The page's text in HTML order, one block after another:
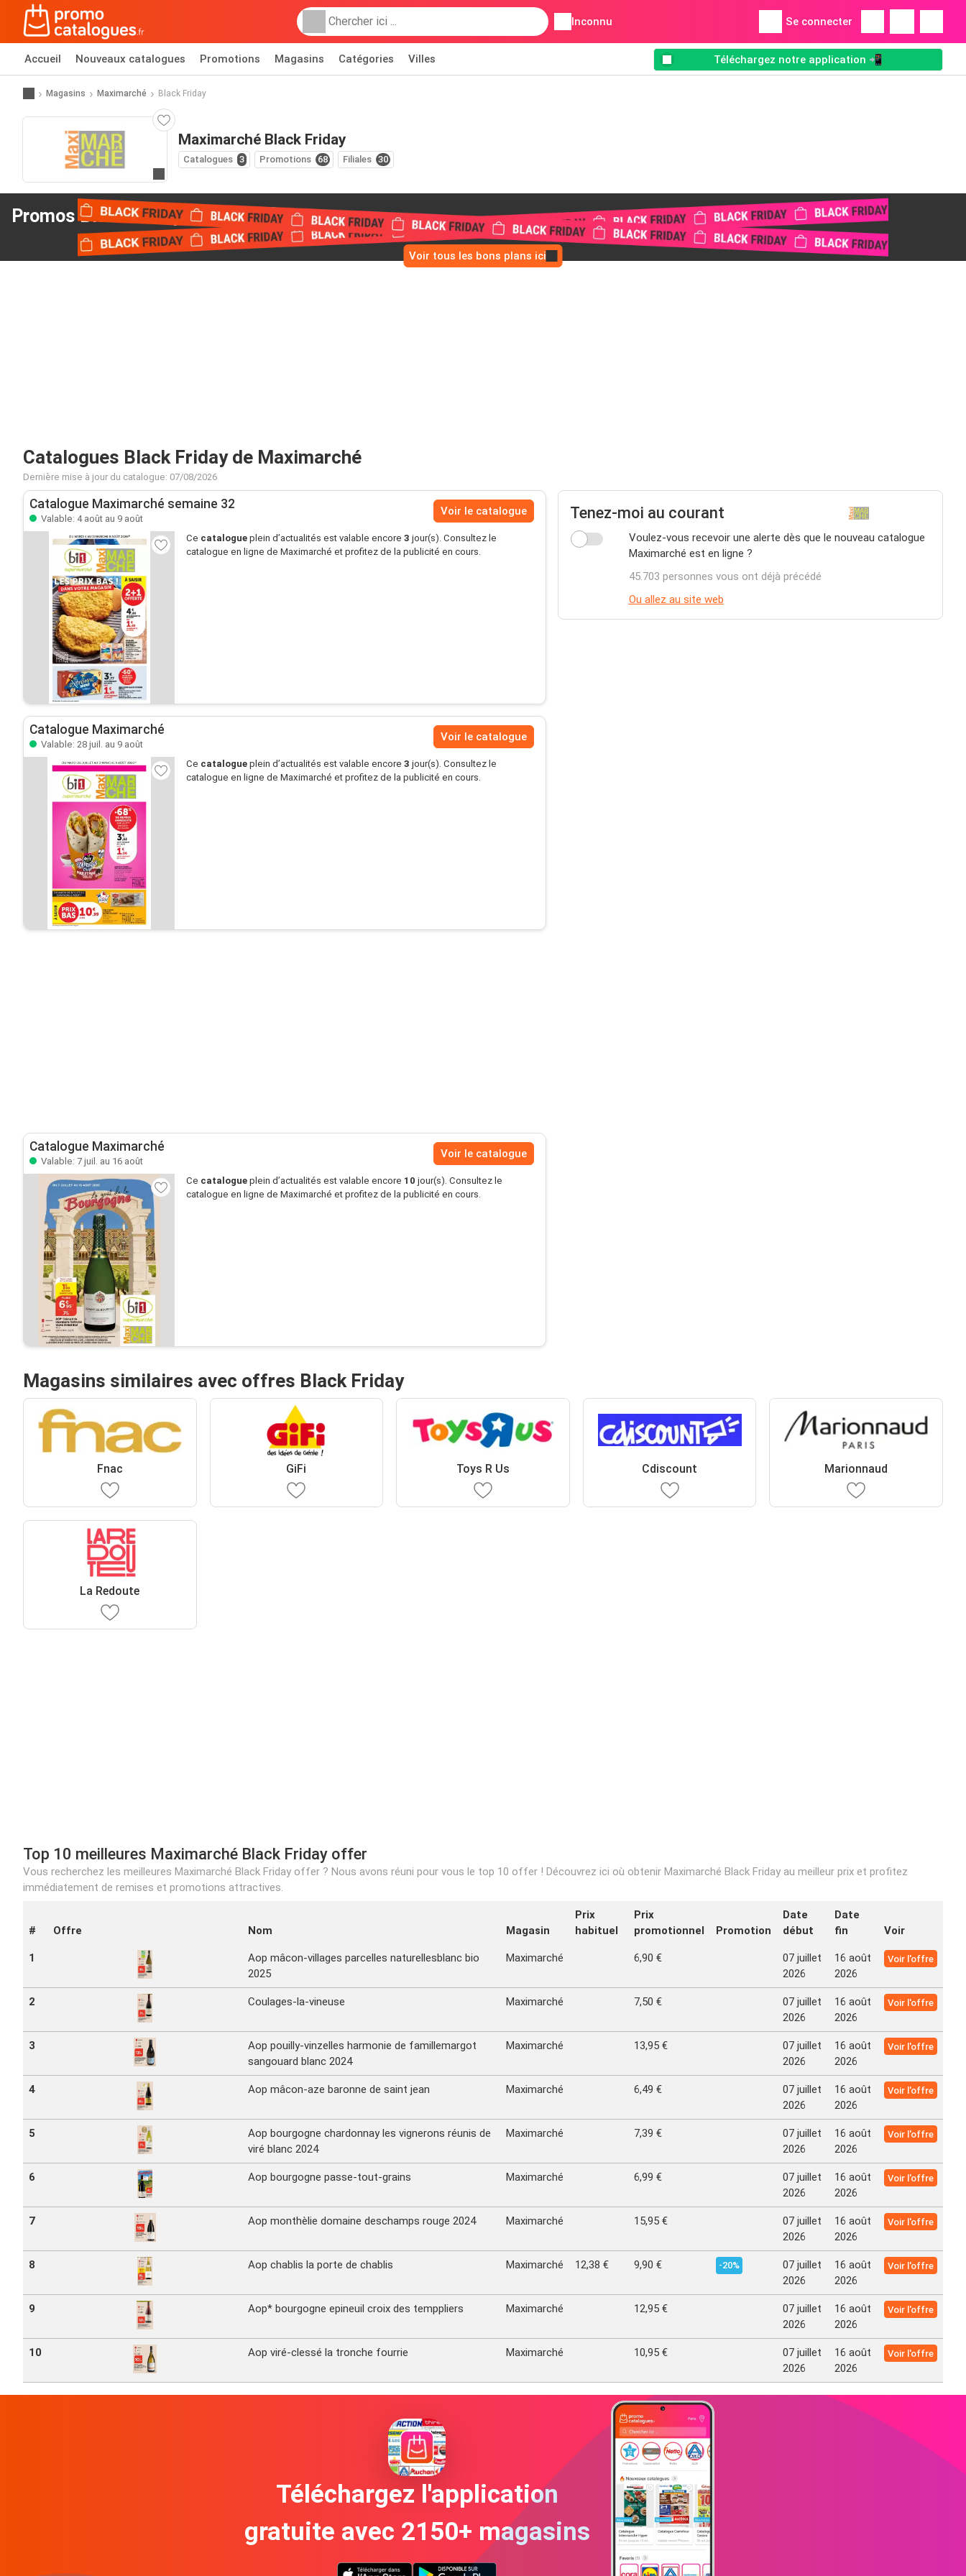
Inconnu Se connecter
Accueil Nouveaux catalogues Promotions Magasins Catégories Villes Téléchargez notre application 📲
Magasins Maximarché Black Friday
Maximarché Black Friday
Catalogues 3 Promotions 68 Filiales 30
Promos Black Friday de Maximarché
Voir tous les bons plans ici
Catalogues Black Friday de Maximarché
Dernière mise à jour du catalogue: 07/08/2026
Catalogue Maximarché semaine 32
Valable: 4 août au 9 août
Voir le catalogue
Ce catalogue plein d’actualités est valable encore 3 jour(s). Consultez le
catalogue en ligne de Maximarché et profitez de la publicité en cours.
Catalogue Maximarché
Valable: 28 juil. au 9 août
Voir le catalogue
Ce catalogue plein d’actualités est valable encore 3 jour(s). Consultez le
catalogue en ligne de Maximarché et profitez de la publicité en cours.
Catalogue Maximarché
Valable: 7 juil. au 16 août
Voir le catalogue
Ce catalogue plein d’actualités est valable encore 10 jour(s). Consultez le
catalogue en ligne de Maximarché et profitez de la publicité en cours.
Tenez-moi au courant
Voulez-vous recevoir une alerte dès que le nouveau catalogue
Maximarché est en ligne ?
45.703 personnes vous ont déjà précédé
Ou allez au site web
Magasins similaires avec offres Black Friday
Fnac GiFi Toys R Us Cdiscount Marionnaud
La Redoute
Top 10 meilleures Maximarché Black Friday offer
Vous recherchez les meilleures Maximarché Black Friday offer ? Nous avons réuni pour vous le top 10 offer ! Découvrez ici où obtenir Maximarché Black Friday au meilleur prix et profitez
immédiatement de remises et promotions attractives.
# Offre Nom Magasin
Prix
habituel
Prix
promotionnel
Promotion
Date
début
Date
fin
Voir
1
Aop mâcon-villages parcelles naturellesblanc bio
2025
Maximarché 6,90 €
07 juillet
2026
16 août
2026
Voir l'offre
2 Coulages-la-vineuse Maximarché 7,50 €
07 juillet
2026
16 août
2026
Voir l'offre
3
Aop pouilly-vinzelles harmonie de famillemargot
sangouard blanc 2024
Maximarché 13,95 €
07 juillet
2026
16 août
2026
Voir l'offre
4 Aop mâcon-aze baronne de saint jean Maximarché 6,49 €
07 juillet
2026
16 août
2026
Voir l'offre
5
Aop bourgogne chardonnay les vignerons réunis de
viré blanc 2024
Maximarché 7,39 €
07 juillet
2026
16 août
2026
Voir l'offre
6 Aop bourgogne passe-tout-grains Maximarché 6,99 €
07 juillet
2026
16 août
2026
Voir l'offre
7 Aop monthèlie domaine deschamps rouge 2024 Maximarché 15,95 €
07 juillet
2026
16 août
2026
Voir l'offre
8 Aop chablis la porte de chablis Maximarché 12,38 € 9,90 € -20%
07 juillet
2026
16 août
2026
Voir l'offre
9 Aop* bourgogne epineuil croix des temppliers Maximarché 12,95 €
07 juillet
2026
16 août
2026
Voir l'offre
10 Aop viré-clessé la tronche fourrie Maximarché 10,95 €
07 juillet
2026
16 août
2026
Voir l'offre
Téléchargez l'application
gratuite avec 2150+ magasins